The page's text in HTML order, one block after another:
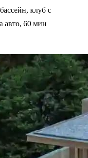
клуб с
авто, 60 мин